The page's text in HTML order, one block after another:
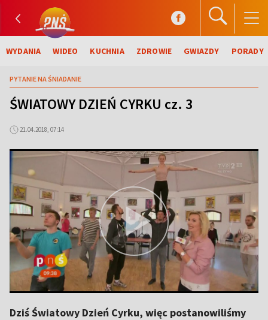
WYDANIA WIDEO KUCHNIA ZDROWIE GWIAZDY PORADY
PYTANIE NA ŚNIADANIE
ŚWIATOWY DZIEŃ CYRKU cz. 3
21.04.2018, 07:14
Dziś Światowy Dzień Cyrku, więc postanowiliśmy